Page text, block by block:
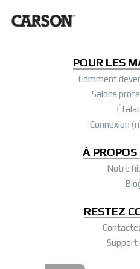
POUR LES
Comment
Salons
Connexion
À
Notre
RESTEZ
Support